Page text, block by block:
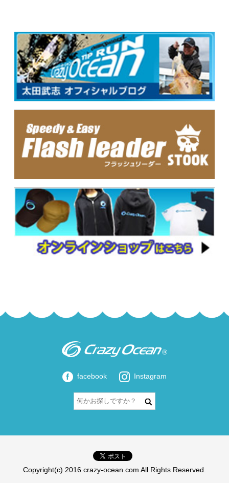
facebook Instagram
Copyright(c) 2016 crazy-ocean.com All Rights Reserved.